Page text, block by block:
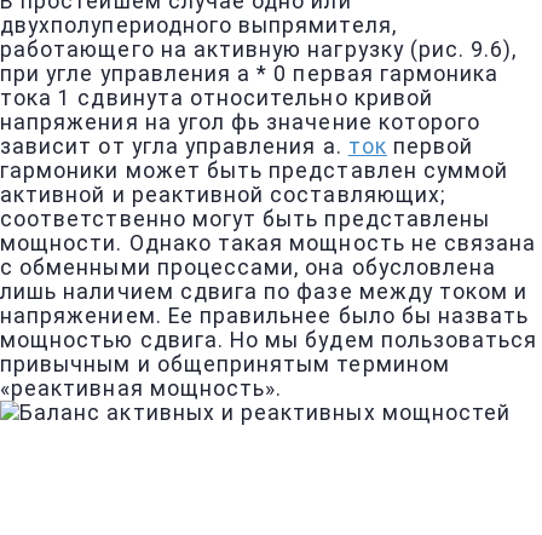
двухполупериодного выпрямителя,
работающего на активную нагрузку (рис. 9.6),
при угле управления а * 0 первая гармоника
тока 1 сдвинута относительно кривой
напряжения на угол фь значение которого
зависит от угла управления а. ток первой
гармоники может быть представлен суммой
активной и реактивной составляющих;
соответственно могут быть представлены
мощности. Однако такая мощность не связана
с обменными процессами, она обусловлена
лишь наличием сдвига по фазе между током и
напряжением. Ее правильнее было бы назвать
мощностью сдвига. Но мы будем пользоваться
привычным и общепринятым термином
«реактивная мощность».